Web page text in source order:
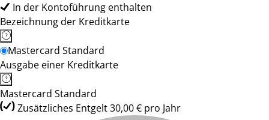
In der Kontoführung enthalten
Bezeichnung der Kreditkarte
Mastercard Standard
Ausgabe einer Kreditkarte
Mastercard Standard
Zusätzliches Entgelt 30,00 € pro Jahr